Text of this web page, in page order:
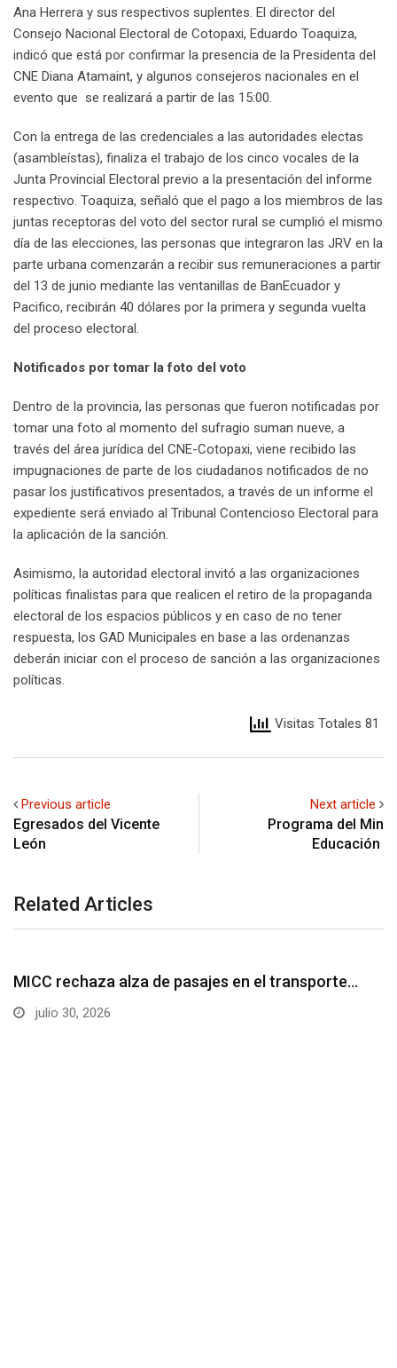
Ana Herrera y sus respectivos suplentes. El director del
Consejo Nacional Electoral de Cotopaxi, Eduardo Toaquiza,
indicó que está por confirmar la presencia de la Presidenta del
CNE Diana Atamaint, y algunos consejeros nacionales en el
evento que se realizará a partir de las 15:00.
Con la entrega de las credenciales a las autoridades electas
(asambleístas), finaliza el trabajo de los cinco vocales de la
Junta Provincial Electoral previo a la presentación del informe
respectivo. Toaquiza, señaló que el pago a los miembros de las
juntas receptoras del voto del sector rural se cumplió el mismo
día de las elecciones, las personas que integraron las JRV en la
parte urbana comenzarán a recibir sus remuneraciones a partir
del 13 de junio mediante las ventanillas de BanEcuador y
Pacifico, recibirán 40 dólares por la primera y segunda vuelta
del proceso electoral.
Notificados por tomar la foto del voto
Dentro de la provincia, las personas que fueron notificadas por
tomar una foto al momento del sufragio suman nueve, a
través del área jurídica del CNE-Cotopaxi, viene recibido las
impugnaciones de parte de los ciudadanos notificados de no
pasar los justificativos presentados, a través de un informe el
expediente será enviado al Tribunal Contencioso Electoral para
la aplicación de la sanción.
Asimismo, la autoridad electoral invitó a las organizaciones
políticas finalistas para que realicen el retiro de la propaganda
electoral de los espacios públicos y en caso de no tener
respuesta, los GAD Municipales en base a las ordenanzas
deberán iniciar con el proceso de sanción a las organizaciones
políticas.
Visitas Totales 81
Previous article
Egresados del Vicente
León
Next article
Programa del Min
Educación
Related Articles
UNCATEGORIZED